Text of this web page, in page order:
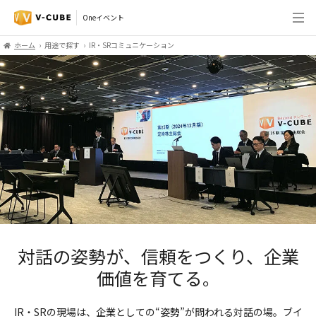
Oneイベント
ホーム 用途で探す IR・SRコミュニケーション
対話の姿勢が、信頼をつくり、 企業
価値を育てる。
IR・SRの現場は、企業としての“姿勢”が問われる対話の場。ブイ